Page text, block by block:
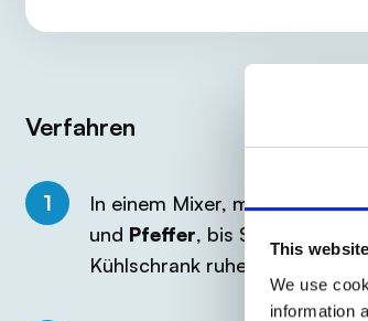
This
We use
information
Verfahren
1 In einem Mixer, mischen Sie
und Pfeffer, bis Sie eine
Kühlschrank ruhen lassen.